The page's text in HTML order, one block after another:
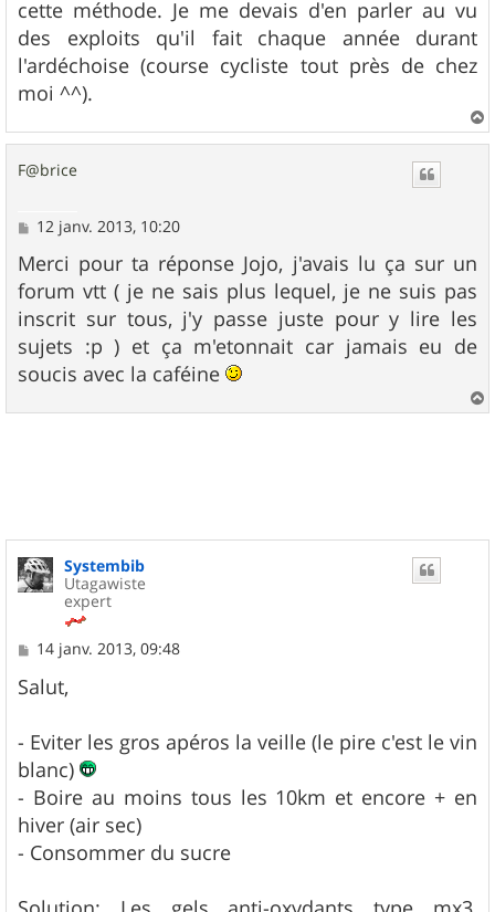
cette méthode. Je me devais d'en parler au vu
des exploits qu'il fait chaque année durant
l'ardéchoise (course cycliste tout près de chez
moi ^^).
a
F@brice
M
s
s
a
g
e
12 janv. 2013, 10:20
Merci pour ta réponse Jojo, j'avais lu ça sur un
forum vtt ( je ne sais plus lequel, je ne suis pas
inscrit sur tous, j'y passe juste pour y lire les
sujets :p ) et ça m'etonnait car jamais eu de
soucis avec la caféine
a
Systembib
Utagawiste
expert
M
s
s
g
e
14 janv. 2013, 09:48
Salut,
- Eviter les gros apéros la veille (le pire c'est le vin
blanc)
- Boire au moins tous les 10km et encore + en
hiver (air sec)
- Consommer du sucre